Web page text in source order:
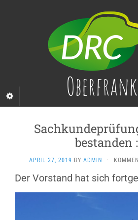
bestanden
APRIL 27, 2019 BY ADMIN ·
Der Vorstand hat sich